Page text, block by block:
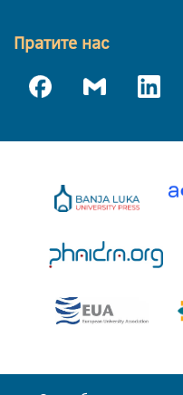
Пратите нас